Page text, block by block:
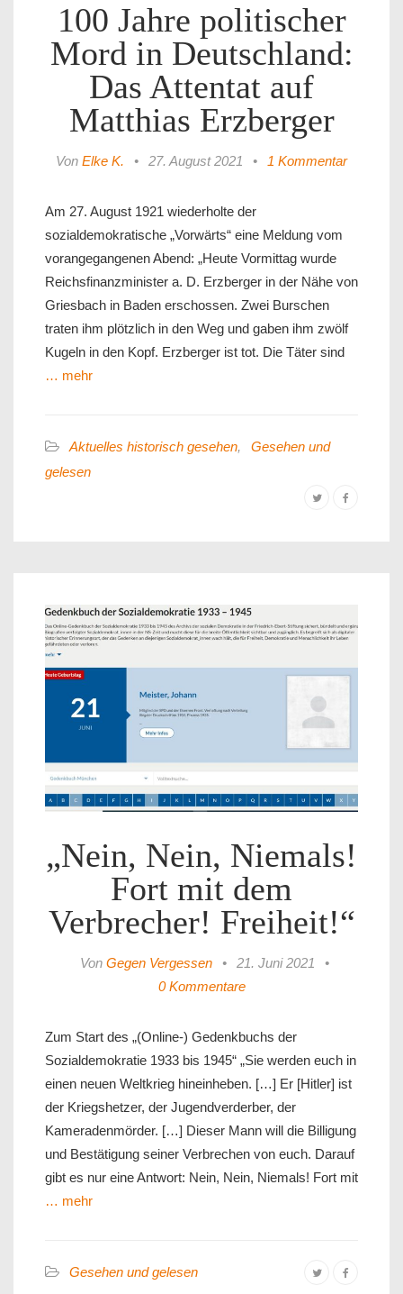
100 Jahre politischer
Mord in Deutschland:
Das Attentat auf
Matthias Erzberger
Von Elke K. • 27. August 2021 • 1 Kommentar
Am 27. August 1921 wiederholte der
sozialdemokratische „Vorwärts“ eine Meldung vom
vorangegangenen Abend: „Heute Vormittag wurde
Reichsfinanzminister a. D. Erzberger in der Nähe von
Griesbach in Baden erschossen. Zwei Burschen
traten ihm plötzlich in den Weg und gaben ihm zwölf
Kugeln in den Kopf. Erzberger ist tot. Die Täter sind
… mehr
Aktuelles historisch gesehen,
Gesehen und
gelesen
„Nein, Nein, Niemals!
Fort mit dem
Verbrecher! Freiheit!“
Von Gegen Vergessen • 21. Juni 2021
•
0 Kommentare
Zum Start des „(Online-) Gedenkbuchs der
Sozialdemokratie 1933 bis 1945“ „Sie werden euch in
einen neuen Weltkrieg hineinheben. […] Er [Hitler] ist
der Kriegshetzer, der Jugendverderber, der
Kameradenmörder. […] Dieser Mann will die Billigung
und Bestätigung seiner Verbrechen von euch. Darauf
gibt es nur eine Antwort: Nein, Nein, Niemals! Fort mit
… mehr
Gesehen und gelesen